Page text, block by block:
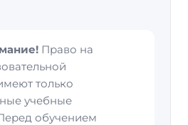
Право на
только
учебные
обучением